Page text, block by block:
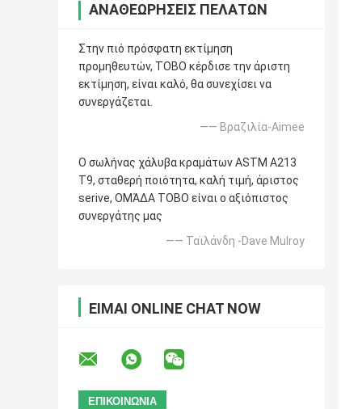
ΑΝΑΘΕΩΡΉΣΕΙΣ ΠΕΛΑΤΏΝ
Στην πιό πρόσφατη εκτίμηση
προμηθευτών, TOBO κέρδισε την άριστη
εκτίμηση, είναι καλό, θα συνεχίσει να
συνεργάζεται.
—— Βραζιλία-Aimee
Ο σωλήνας χάλυβα κραμάτων ASTM A213
T9, σταθερή ποιότητα, καλή τιμή, άριστος
serive, ΟΜΆΔΑ TOBO είναι ο αξιόπιστος
συνεργάτης μας
—— Ταϊλάνδη -Dave Mulroy
ΕΊΜΑΙ ONLINE CHAT NOW